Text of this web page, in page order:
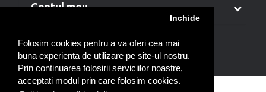
Folosim cookies pentru a va oferi cea mai
buna experienta de utilizare pe site-ul nostru.
Prin continuarea folosirii serviciilor noastre,
acceptati modul prin care folosim cookies.
Inchide
contul meu